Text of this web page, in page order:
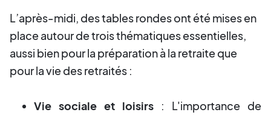
L’après-midi, des tables rondes ont été mises en
place autour de trois thématiques essentielles,
aussi bien pour la préparation à la retraite que
pour la vie des retraités :
Vie sociale et loisirs : L'importance de